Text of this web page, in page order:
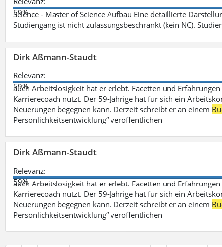
59%
Science - Master of Science Aufbau Eine detaillierte
Studiengang ist nicht zulassungsbeschränkt (kein NC).
Dirk Aßmann-Staudt
Relevanz:
59%
auch Arbeitslosigkeit hat er erlebt. Facetten und
Karrierecoach nutzt. Der 59-Jährige hat für sich ein
Neuerungen begegnen kann. Derzeit schreibt er an einem
Persönlichkeitsentwicklung“ veröffentlichen
Dirk Aßmann-Staudt
Relevanz:
59%
auch Arbeitslosigkeit hat er erlebt. Facetten und
Karrierecoach nutzt. Der 59-Jährige hat für sich ein
Neuerungen begegnen kann. Derzeit schreibt er an einem
Persönlichkeitsentwicklung“ veröffentlichen